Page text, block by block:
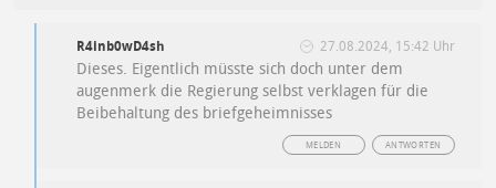
R4inb0wD4sh 27.08.2024, 15:42 Uhr
Dieses. Eigentlich müsste sich doch unter dem
augenmerk die Regierung selbst verklagen für die
Beibehaltung des briefgeheimnisses
ANTWORTEN
MELDEN